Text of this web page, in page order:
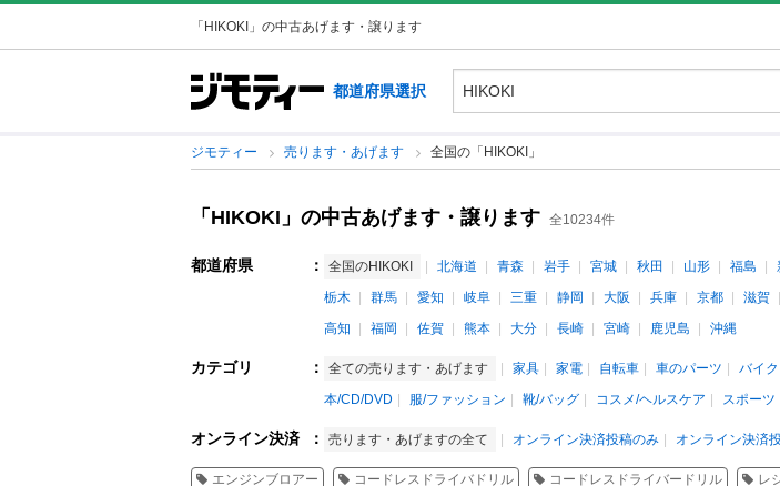
「HIKOKI」の中古あげます・譲ります
都道府県選択
ジモティー 売ります・あげます 全国の「HIKOKI」
「HIKOKI」の中古あげます・譲ります 全10234件
都道府県 ： 全国のHIKOKI 北海道 青森 岩手 宮城 秋田 山形 福島
栃木
群馬 愛知 岐阜 三重 静岡 大阪 兵庫 京都 滋賀
高知
福岡 佐賀 熊本 大分 長崎 宮崎 鹿児島 沖縄
カテゴリ ： 全ての売ります・あげます 家具 家電 自転車 車のパーツ バイク
本/CD/DVD
服/ファッション 靴/バッグ コスメ/ヘルスケア スポーツ
オンライン決済 ： 売ります・あげますの全て オンライン決済投稿のみ オンライン決済
エンジンブロアー コードレスドライバドリル コードレスドライバードリル レ